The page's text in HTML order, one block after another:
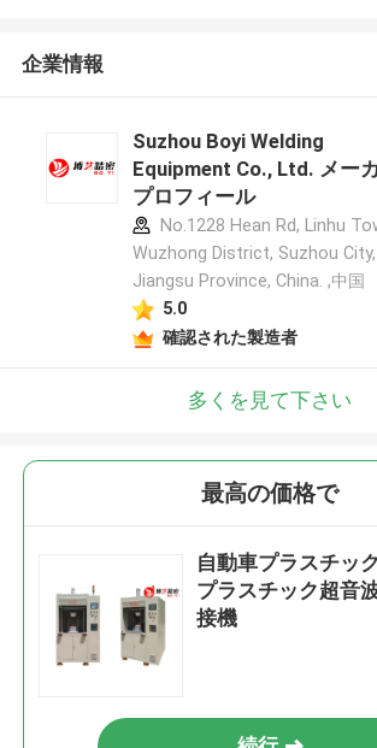
企業情報
Suzhou Boyi Welding
Equipment Co., Ltd. メー
プロフィール
No.1228 Hean Rd, Linhu
Wuzhong District, Suzhou City,
Jiangsu Province, China. ,中国
5.0
確認された製造者
多くを見て下さい
最高の価格で
自動車プラスチッ
プラスチック超音
接機